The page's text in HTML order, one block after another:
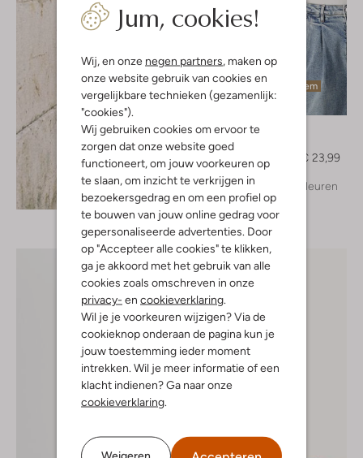
Jum, cookies!
Wij, en onze negen partners , maken op
onze website gebruik van cookies en
vergelijkbare technieken (gezamenlijk:
"cookies").
Wij gebruiken cookies om ervoor te
zorgen dat onze website goed
functioneert, om jouw voorkeuren op
te slaan, om inzicht te verkrijgen in
bezoekersgedrag en om een profiel op
te bouwen van jouw online gedrag voor
gepersonaliseerde advertenties. Door
op "Accepteer alle cookies" te klikken,
ga je akkoord met het gebruik van alle
cookies zoals omschreven in onze
privacy- en cookieverklaring
Wil je je voorkeuren wijzigen? Via de
cookieknop onderaan de pagina kun je
jouw toestemming ieder moment
intrekken. Wil je meer informatie of een
klacht indienen? Ga naar onze
cookieverklaring
Weigeren
Ontdek de look
Laatste item
-20%
Notre-V
€ 23,99
+ meer kleuren